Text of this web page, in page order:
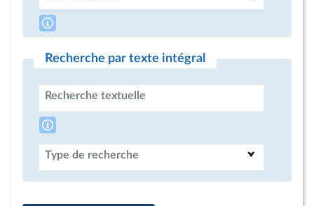
Recherche par texte intégral
Recherche textuelle
Type de recherche